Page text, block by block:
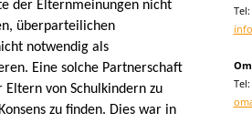
der Elternmeinungen nicht
überparteilichen
notwendig als
Eine solche Partnerschaft
von Schulkindern zu
zu finden. Dies war in
Tel: